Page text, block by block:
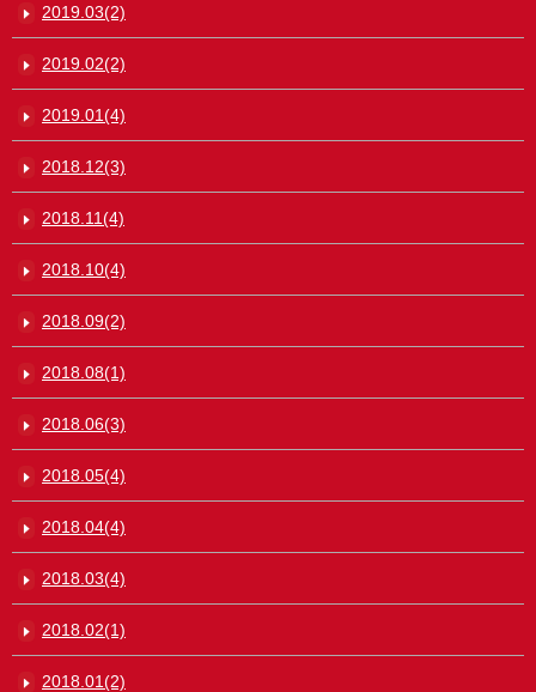
2019.03(2)
2019.02(2)
2019.01(4)
2018.12(3)
2018.11(4)
2018.10(4)
2018.09(2)
2018.08(1)
2018.06(3)
2018.05(4)
2018.04(4)
2018.03(4)
2018.02(1)
2018.01(2)